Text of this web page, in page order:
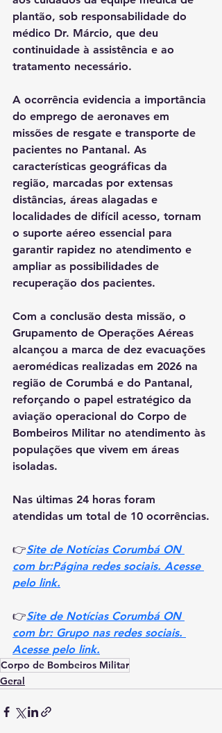
plantão, sob responsabilidade do
médico Dr. Márcio, que deu
continuidade à assistência e ao
tratamento necessário.
A ocorrência evidencia a importância
do emprego de aeronaves em
missões de resgate e transporte de
pacientes no Pantanal. As
características geográficas da
região, marcadas por extensas
distâncias, áreas alagadas e
localidades de difícil acesso, tornam
o suporte aéreo essencial para
garantir rapidez no atendimento e
ampliar as possibilidades de
recuperação dos pacientes.
Com a conclusão desta missão, o
Grupamento de Operações Aéreas
alcançou a marca de dez evacuações
aeromédicas realizadas em 2026 na
região de Corumbá e do Pantanal,
reforçando o papel estratégico da
aviação operacional do Corpo de
Bombeiros Militar no atendimento às
populações que vivem em áreas
isoladas.
Nas últimas 24 horas foram
atendidas um total de 10 ocorrências.
👉Site de Notícias Corumbá ON
com br:Página redes sociais. Acesse
pelo link.
👉Site de Notícias Corumbá ON
com br: Grupo nas redes sociais.
Acesse pelo link.
Corpo de Bombeiros Militar
Geral